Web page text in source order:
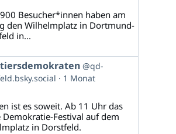
Besucher*innen haben am
den Wilhelmplatz in Dortmund-
in...
@qd-
1 Monat
ist es soweit. Ab 11 Uhr das
Demokratie-Festival auf dem
in Dorstfeld.